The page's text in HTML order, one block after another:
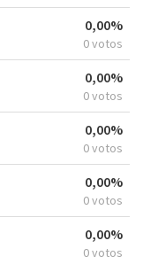
0,00%
0 votos
0,00%
0 votos
0,00%
0 votos
0,00%
0 votos
0,00%
0 votos